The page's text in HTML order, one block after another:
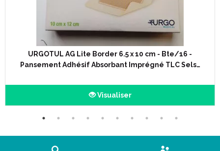
URGOTUL AG Lite Border 6.5 x 10 cm - Bte/16 -
Pansement Adhésif Absorbant Imprégné TLC Sels…
Visualiser